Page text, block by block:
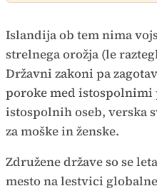
Islandija ob tem nima
strelnega orožja (le
Državni zakoni pa
poroke med
istospolnih oseb, verska
za moške in ženske.
Združene države so se
mesto na lestvici